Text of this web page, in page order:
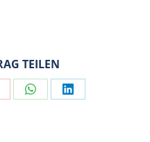
TEILEN
Share Share